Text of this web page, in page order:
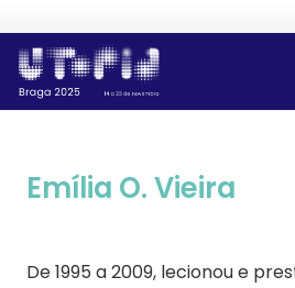
Emília O. Vieira
De 1995 a 2009, lecionou e